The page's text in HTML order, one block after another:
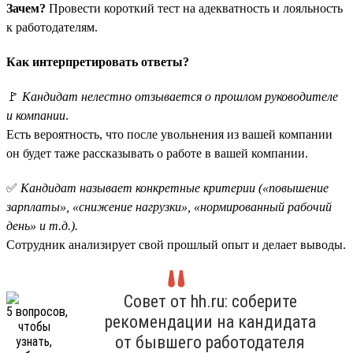
Зачем? Провести короткий тест на адекватность и лояльность
к работодателям.
Как интерпретировать ответы?
🚩 Кандидат нелестно отзывается о прошлом руководителе
и компании.
Есть вероятность, что после увольнения из вашей компании
он будет таже рассказывать о работе в вашей компании.
✅ Кандидат называет конкретные критерии («повышение
зарплаты», «снижение нагрузки», «нормированный рабочий
день» и т.д.).
Сотрудник анализирует свой прошлый опыт и делает выводы.
Совет от hh.ru: соберите
рекомендации на кандидата
от бывшего работодателя